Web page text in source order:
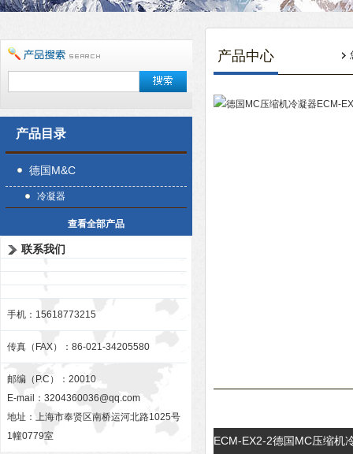
产品目录
德国M&C
冷凝器
查看全部产品
联系我们
手机：15618773215
传真（FAX）：86-021-34205580
邮编（P.C）：20010
E-mail： 3204360036@qq.com
地址：上海市奉贤区南桥运河北路1025号
1幢0779室
产品中心
ECM-EX2-2德国MC压缩机